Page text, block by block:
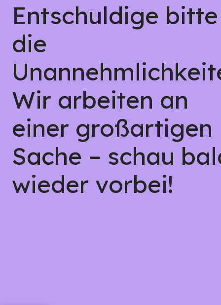
Entschuldige bitte
die
Wir arbeiten an
einer großartigen
Sache – schau
wieder vorbei!